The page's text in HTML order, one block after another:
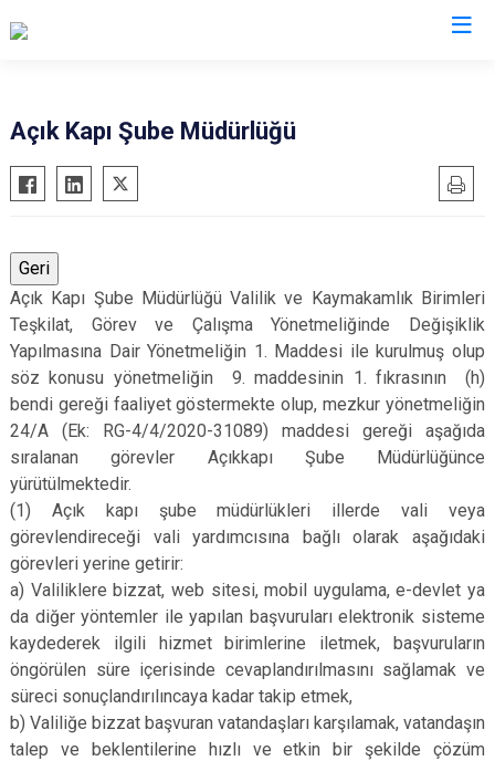
Açık Kapı Şube Müdürlüğü
Açık Kapı Şube Müdürlüğü Valilik ve Kaymakamlık Birimleri
Teşkilat, Görev ve Çalışma Yönetmeliğinde Değişiklik
Yapılmasına Dair Yönetmeliğin 1. Maddesi ile kurulmuş olup
söz konusu yönetmeliğin 9. maddesinin 1. fıkrasının (h)
bendi gereği faaliyet göstermekte olup, mezkur yönetmeliğin
24/A (Ek: RG-4/4/2020-31089) maddesi gereği aşağıda
sıralanan görevler Açıkkapı Şube Müdürlüğünce
yürütülmektedir.
(1) Açık kapı şube müdürlükleri illerde vali veya
görevlendireceği vali yardımcısına bağlı olarak aşağıdaki
görevleri yerine getirir:
a) Valiliklere bizzat, web sitesi, mobil uygulama, e-devlet ya
da diğer yöntemler ile yapılan başvuruları elektronik sisteme
kaydederek ilgili hizmet birimlerine iletmek, başvuruların
öngörülen süre içerisinde cevaplandırılmasını sağlamak ve
süreci sonuçlandırılıncaya kadar takip etmek,
b) Valiliğe bizzat başvuran vatandaşları karşılamak, vatandaşın
talep ve beklentilerine hızlı ve etkin bir şekilde çözüm